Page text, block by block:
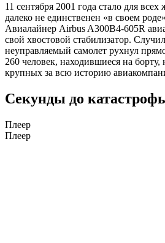
11 сентября 2001 года стало для
далеко не единственен «в своем
Авиалайнер Airbus A300B4-605R
свой хвостовой стабилизатор.
неуправляемый самолет рухнул
260 человек, находившиеся на
крупных за всю историю
Секунды до
Плеер
Плеер